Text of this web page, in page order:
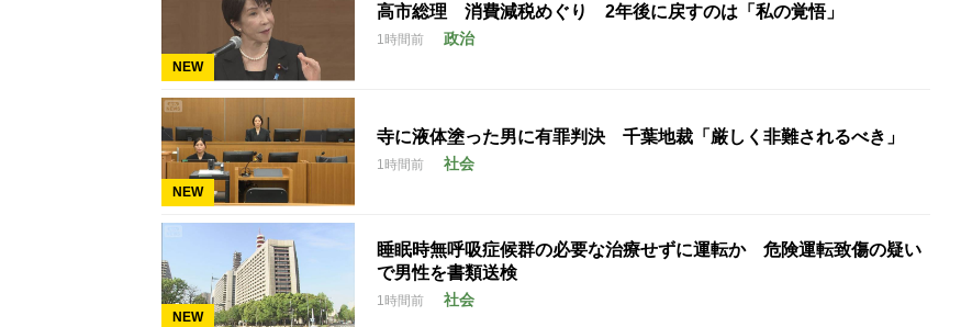
NEW
高市総理 消費減税めぐり 2年後に戻すのは「私の覚悟」
1時間前 政治
NEW
寺に液体塗った男に有罪判決 千葉地裁「厳しく非難されるべき」
1時間前 社会
NEW
睡眠時無呼吸症候群の必要な治療せずに運転か 危険運転致傷の疑い
で男性を書類送検
1時間前 社会